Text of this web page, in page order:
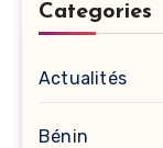
Categories
Actualités
Bénin